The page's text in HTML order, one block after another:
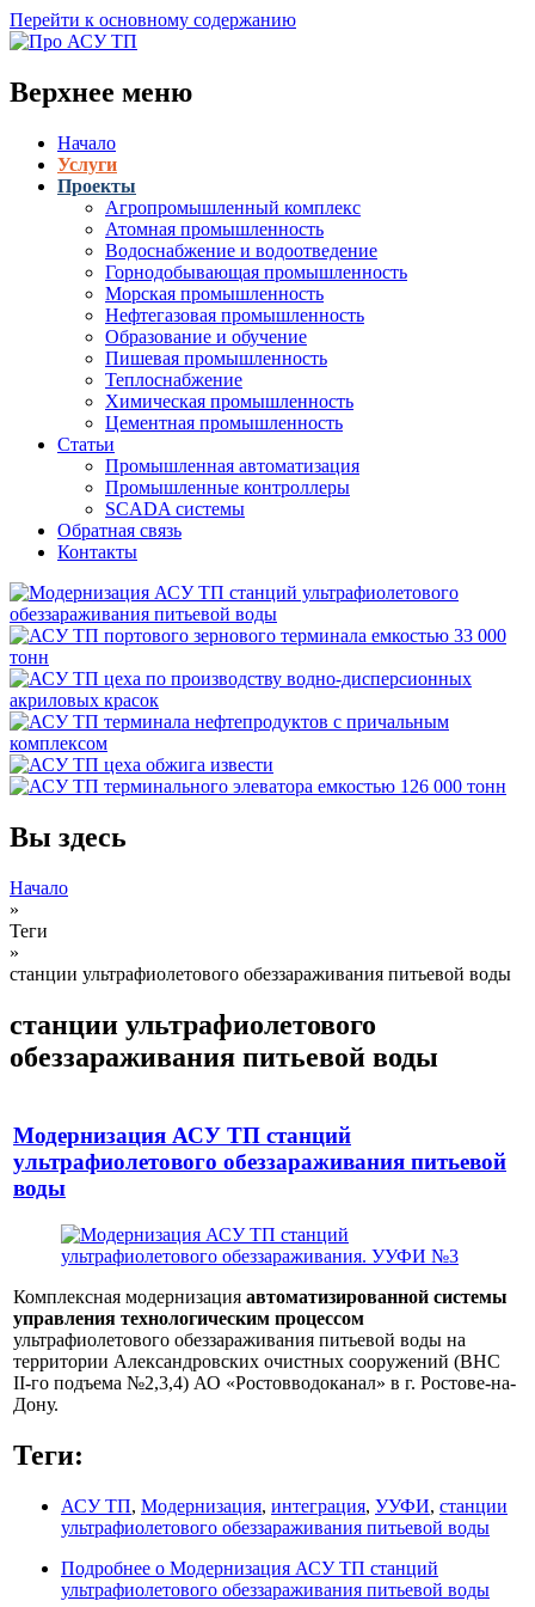
Перейти к основному содержанию
Верхнее меню
Начало
Услуги
Проекты
Агропромышленный комплекс
Атомная промышленность
Водоснабжение и водоотведение
Горнодобывающая промышленность
Морская промышленность
Нефтегазовая промышленность
Образование и обучение
Пишевая промышленность
Теплоснабжение
Химическая промышленность
Цементная промышленность
Статьи
Промышленная автоматизация
Промышленные контроллеры
SCADA системы
Обратная связь
Контакты
Вы здесь
Начало
»
Теги
»
станции ультрафиолетового обеззараживания питьевой воды
станции ультрафиолетового
обеззараживания питьевой воды
Модернизация АСУ ТП станций
ультрафиолетового обеззараживания питьевой
воды
Комплексная модернизация автоматизированной системы
управления технологическим процессом
ультрафиолетового обеззараживания питьевой воды на
территории Александровских очистных сооружений (ВНС
II-го подъема №2,3,4) АО «Ростовводоканал» в г. Ростове-на-
Дону.
Теги:
АСУ ТП, Модернизация, интеграция, УУФИ, станции
ультрафиолетового обеззараживания питьевой воды
Подробнее о Модернизация АСУ ТП станций
ультрафиолетового обеззараживания питьевой воды